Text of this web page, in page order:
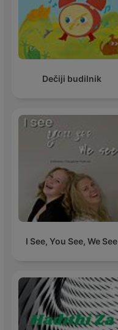
Dečiji budilnik
I See, You See, We See